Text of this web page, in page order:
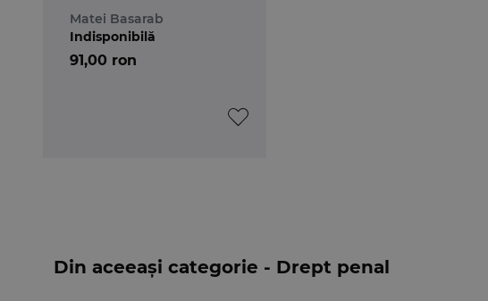
Matei Basarab
91,00 ron
Indisponibilă
Din aceeași categorie - Drept penal